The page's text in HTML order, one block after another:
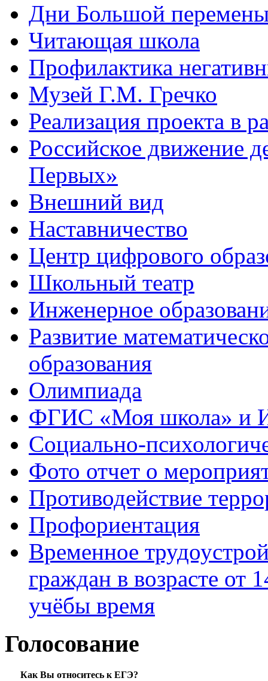
Дни Большой
Читающая школа
Профилактика
Музей Г.М. Гречко
Реализация проекта в
Российское движение
Первых»
Внешний вид
Наставничество
Центр цифрового
Школьный театр
Инженерное
Развитие
образования
Олимпиада
ФГИС «Моя школа» и
Социально-
Фото отчет о
Противодействие
Профориентация
Временное
граждан в возрасте от
учёбы время
Голосование
Как Вы относитесь к ЕГЭ?